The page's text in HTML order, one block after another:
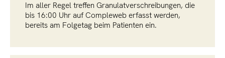
Im aller Regel treffen Granulatverschreibungen, die
bis 16:00 Uhr auf Compleweb erfasst werden,
bereits am Folgetag beim Patienten ein.